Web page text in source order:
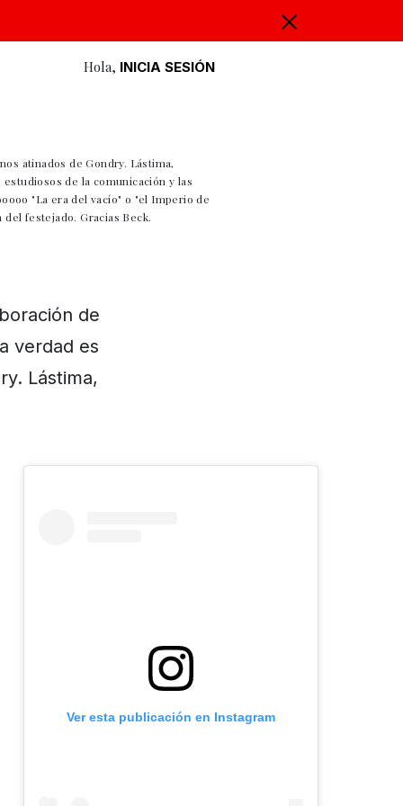
Hola, INICIA SESIÓN
atinados de Gondry. Lástima,
de la comunicación y las
"La era del vacío" o "el Imperio de
festejado. Gracias Beck.
de
verdad es
Lástima,
Ver esta publicación en Instagram